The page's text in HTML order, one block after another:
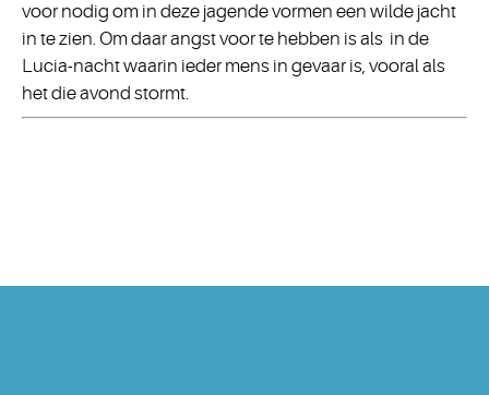
voor nodig om in deze jagende vormen een wilde jacht
in te zien. Om daar angst voor te hebben is als in de
Lucia-nacht waarin ieder mens in gevaar is, vooral als
het die avond stormt.